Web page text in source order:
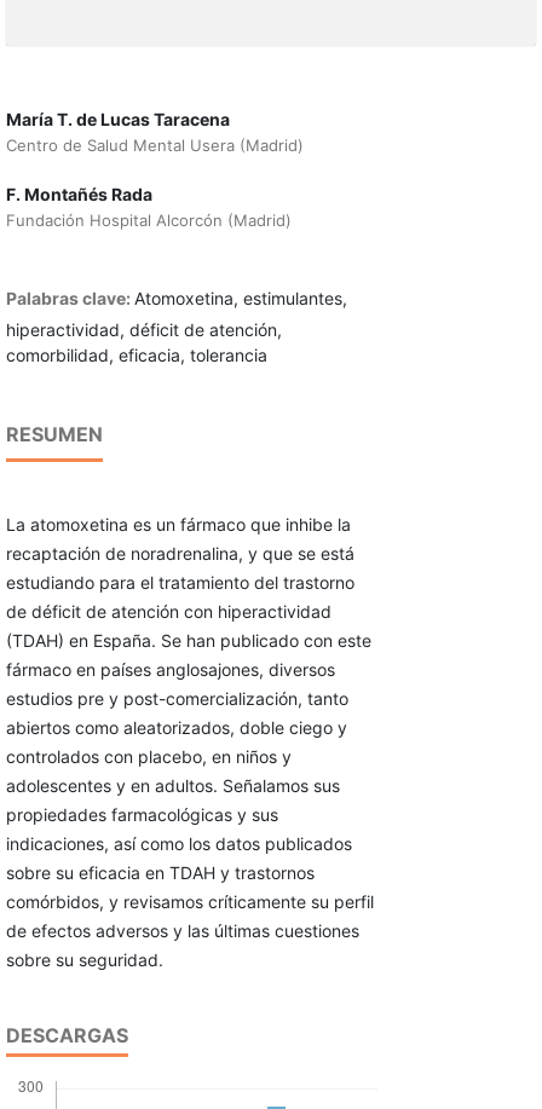
María T. de Lucas Taracena
Centro de Salud Mental Usera (Madrid)
F. Montañés Rada
Fundación Hospital Alcorcón (Madrid)
Palabras clave: Atomoxetina, estimulantes,
hiperactividad, déficit de atención,
comorbilidad, eficacia, tolerancia
RESUMEN
La atomoxetina es un fármaco que inhibe la
recaptación de noradrenalina, y que se está
estudiando para el tratamiento del trastorno
de déficit de atención con hiperactividad
(TDAH) en España. Se han publicado con este
fármaco en países anglosajones, diversos
estudios pre y post-comercialización, tanto
abiertos como aleatorizados, doble ciego y
controlados con placebo, en niños y
adolescentes y en adultos. Señalamos sus
propiedades farmacológicas y sus
indicaciones, así como los datos publicados
sobre su eficacia en TDAH y trastornos
comórbidos, y revisamos críticamente su perfil
de efectos adversos y las últimas cuestiones
sobre su seguridad.
DESCARGAS